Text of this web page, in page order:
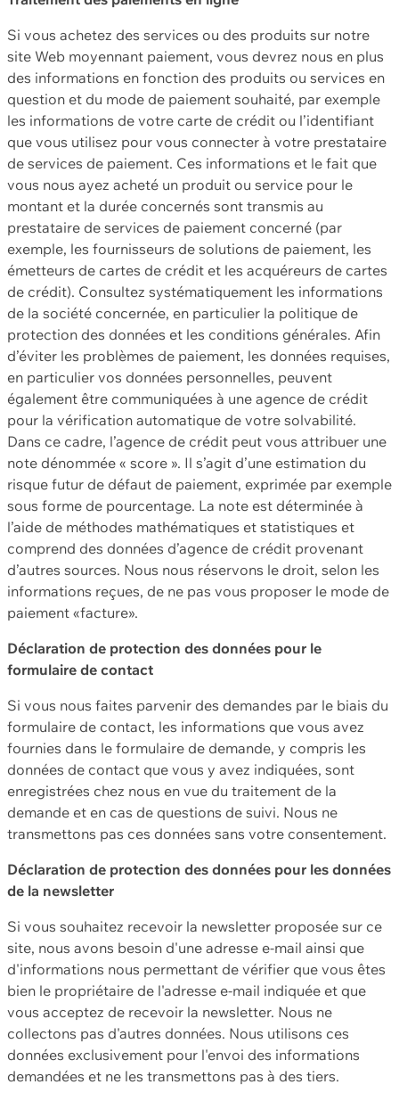
Si vous achetez des services ou des produits sur notre
site Web moyennant paiement, vous devrez nous en plus
des informations en fonction des produits ou services en
question et du mode de paiement souhaité, par exemple
les informations de votre carte de crédit ou l’identifiant
que vous utilisez pour vous connecter à votre prestataire
de services de paiement. Ces informations et le fait que
vous nous ayez acheté un produit ou service pour le
montant et la durée concernés sont transmis au
prestataire de services de paiement concerné (par
exemple, les fournisseurs de solutions de paiement, les
émetteurs de cartes de crédit et les acquéreurs de cartes
de crédit). Consultez systématiquement les informations
de la société concernée, en particulier la politique de
protection des données et les conditions générales. Afin
d’éviter les problèmes de paiement, les données requises,
en particulier vos données personnelles, peuvent
également être communiquées à une agence de crédit
pour la vérification automatique de votre solvabilité.
Dans ce cadre, l’agence de crédit peut vous attribuer une
note dénommée « score ». Il s’agit d’une estimation du
risque futur de défaut de paiement, exprimée par exemple
sous forme de pourcentage. La note est déterminée à
l’aide de méthodes mathématiques et statistiques et
comprend des données d’agence de crédit provenant
d’autres sources. Nous nous réservons le droit, selon les
informations reçues, de ne pas vous proposer le mode de
paiement «facture».
Déclaration de protection des données pour le
formulaire de contact
Si vous nous faites parvenir des demandes par le biais du
formulaire de contact, les informations que vous avez
fournies dans le formulaire de demande, y compris les
données de contact que vous y avez indiquées, sont
enregistrées chez nous en vue du traitement de la
demande et en cas de questions de suivi. Nous ne
transmettons pas ces données sans votre consentement.
Déclaration de protection des données pour les données
de la newsletter
Si vous souhaitez recevoir la newsletter proposée sur ce
site, nous avons besoin d'une adresse e-mail ainsi que
d'informations nous permettant de vérifier que vous êtes
bien le propriétaire de l'adresse e-mail indiquée et que
vous acceptez de recevoir la newsletter. Nous ne
collectons pas d'autres données. Nous utilisons ces
données exclusivement pour l'envoi des informations
demandées et ne les transmettons pas à des tiers.